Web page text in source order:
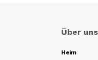
Über uns
Heim